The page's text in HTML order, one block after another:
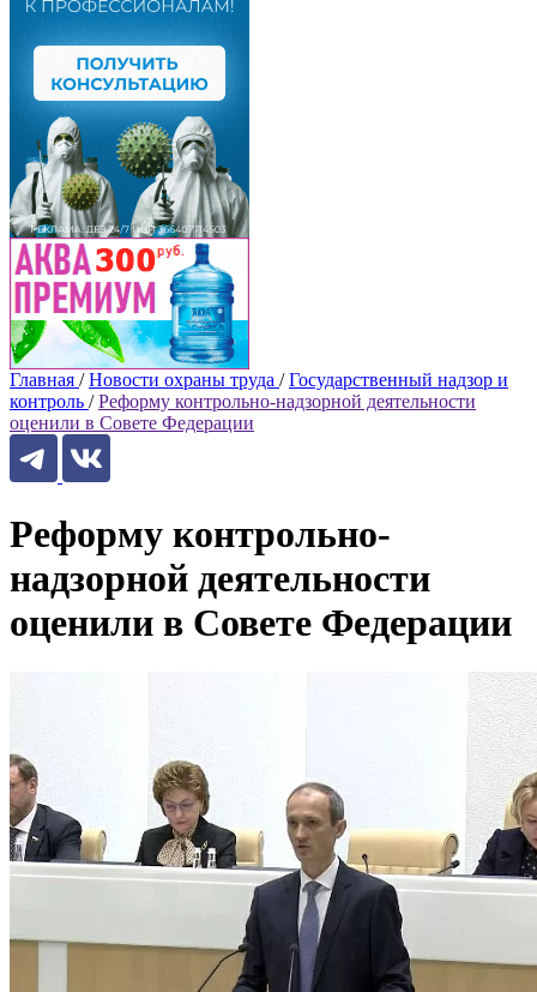
Главная / Новости охраны труда / Государственный надзор и
контроль / Реформу контрольно-надзорной деятельности
оценили в Совете Федерации
Реформу контрольно-
надзорной деятельности
оценили в Совете Федерации